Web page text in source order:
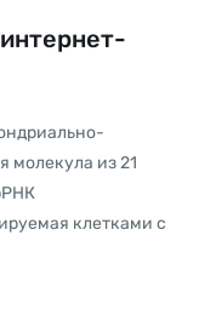
молекула из 21
клетками с